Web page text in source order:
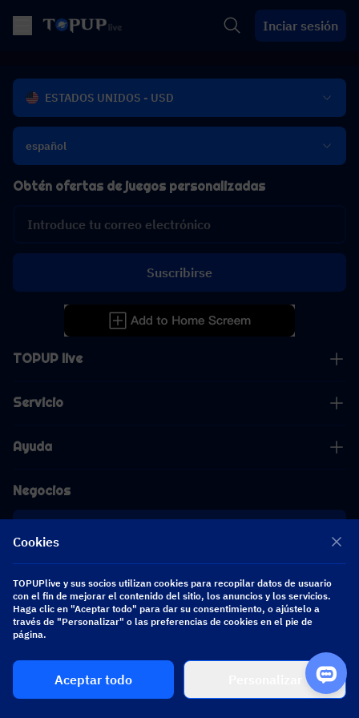
Inciar sesión
ESTADOS UNIDOS - USD
español
TOPUP live
Servicio
Ayuda
Negocios
[email protected]
[email protected]
Obtén ofertas de juegos personalizadas
Suscribirse
Síguenos
Copyright 2026 SEA WHALE TECHNOLOGY PTE.LTD. All Rights Reserved.
Cookies
TOPUPlive y sus socios utilizan cookies para recopilar datos de usuario
con el fin de mejorar el contenido del sitio, los anuncios y los servicios.
Haga clic en "Aceptar todo" para dar su consentimiento, o ajústelo a
través de "Personalizar" o las preferencias de cookies en el pie de
página.
Aceptar todo